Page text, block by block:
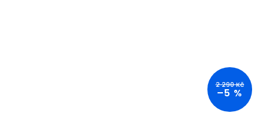
2 290 Kč
–5 %